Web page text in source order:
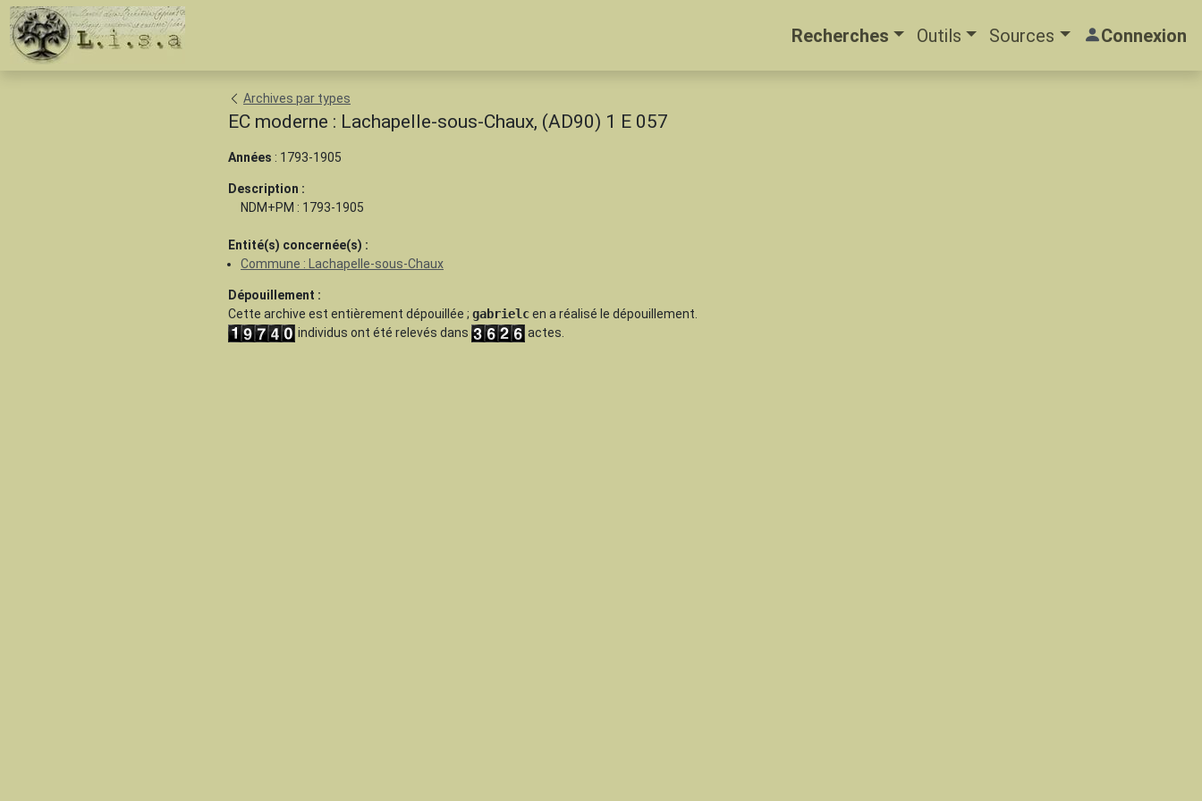
Recherches Outils Sources Connexion
Archives par types
EC moderne : Lachapelle-sous-Chaux, (AD90) 1 E 057
Années : 1793-1905
Description :
NDM+PM : 1793-1905
Entité(s) concernée(s) :
Commune : Lachapelle-sous-Chaux
Dépouillement :
Cette archive est entièrement dépouillée ; gabrielcen a réalisé le dépouillement.
individus ont été relevés dans
actes.